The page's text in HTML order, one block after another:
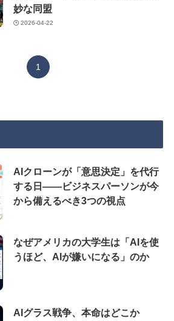
妙な同盟
2026-04-22
1
AIクローンが「意思決定」を代行
する日——ビジネスパーソンが今
から備えるべき3つの視点
なぜアメリカの大学生は「AIを使
うほど、AIが嫌いになる」のか
AIグラス戦争、本命はどこか